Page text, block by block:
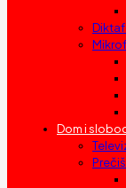
Dom i